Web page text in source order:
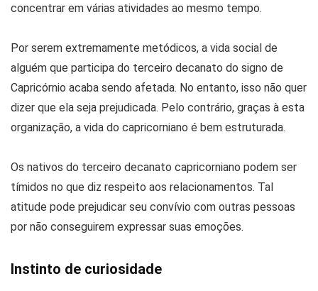
concentrar em várias atividades ao mesmo tempo.
Por serem extremamente metódicos, a vida social de
alguém que participa do terceiro decanato do signo de
Capricórnio acaba sendo afetada. No entanto, isso não quer
dizer que ela seja prejudicada. Pelo contrário, graças à esta
organização, a vida do capricorniano é bem estruturada.
Os nativos do terceiro decanato capricorniano podem ser
tímidos no que diz respeito aos relacionamentos. Tal
atitude pode prejudicar seu convívio com outras pessoas
por não conseguirem expressar suas emoções.
Instinto de curiosidade